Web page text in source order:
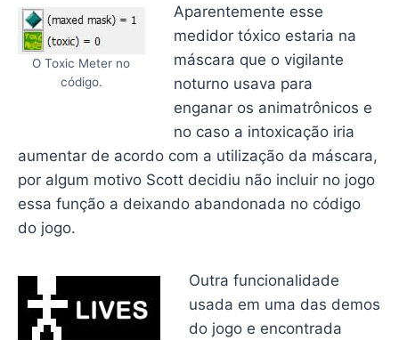
O Toxic Meter no
código.
Aparentemente esse
medidor tóxico estaria na
máscara que o vigilante
noturno usava para
enganar os animatrônicos e
no caso a intoxicação iria
aumentar de acordo com a utilização da máscara,
por algum motivo Scott decidiu não incluir no jogo
essa função a deixando abandonada no código
do jogo.
Outra funcionalidade
usada em uma das demos
do jogo e encontrada